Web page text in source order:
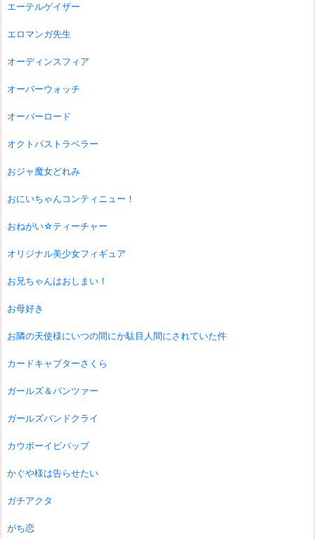
エーテルゲイザー
エロマンガ先生
オーディンスフィア
オーバーウォッチ
オーバーロード
オクトパストラベラー
おジャ魔女どれみ
おにいちゃんコンティニュー！
おねがい☆ティーチャー
オリジナル美少女フィギュア
お兄ちゃんはおしまい！
お母好き
お隣の天使様にいつの間にか駄目人間にされていた件
カードキャプターさくら
ガールズ＆パンツァー
ガールズバンドクライ
カウボーイビバップ
かぐや様は告らせたい
ガチアクタ
がち恋